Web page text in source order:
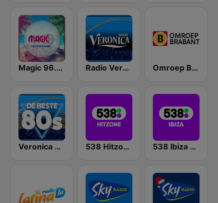
Magic 96.5 FM Radio Veronica Omroep Brabant
Veronica De Beste 80s 538 Hitzone 538 Ibiza Radio